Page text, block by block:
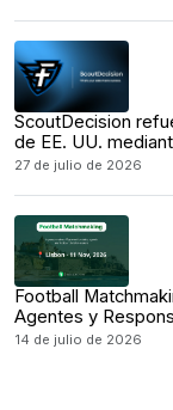
ScoutDecision
de EE. UU.
27 de julio de 2026
Football
Agentes y
14 de julio de 2026